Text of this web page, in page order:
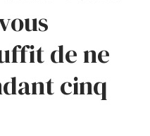
de ne
cinq